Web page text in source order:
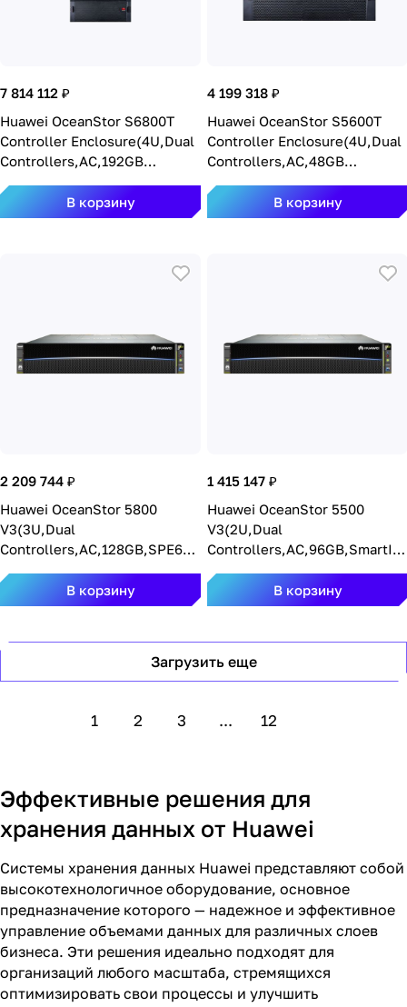
7 814 112 ₽
Huawei OceanStor S6800T
Controller Enclosure(4U,Dual
Controllers,AC,192GB
Port,SPE61C0200) S6800T-
2C192G-AC
В корзину
4 199 318 ₽
Huawei OceanStor S5600T
Controller Enclosure(4U,Dual
Controllers,AC,48GB
SAS,SPE61C0200) S5600T-
2C48G-16F8-AC
В корзину
2 209 744 ₽
Huawei OceanStor 5800
V3(3U,Dual
Controllers,AC,128GB,SPE62C
В корзину
1 415 147 ₽
Huawei OceanStor 5500
V3(2U,Dual
Controllers,AC,96GB,SmartIO,
FC,12*3.5",SPE33C0212)
55V3-96G-AC3-16
В корзину
Загрузить еще
1 2 3 ... 12
Эффективные решения для
хранения данных от Huawei
Системы хранения данных Huawei представляют собой
высокотехнологичное оборудование, основное
предназначение которого — надежное и эффективное
управление объемами данных для различных слоев
бизнеса. Эти решения идеально подходят для
организаций любого масштаба, стремящихся
оптимизировать свои процессы и улучшить